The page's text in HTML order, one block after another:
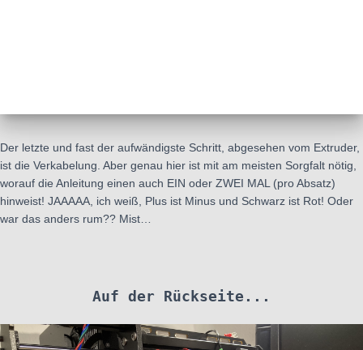
Der letzte und fast der aufwändigste Schritt, abgesehen vom Extruder,
ist die Verkabelung. Aber genau hier ist mit am meisten Sorgfalt nötig,
worauf die Anleitung einen auch EIN oder ZWEI MAL (pro Absatz)
hinweist! JAAAAA, ich weiß, Plus ist Minus und Schwarz ist Rot! Oder
war das anders rum?? Mist…
Auf der Rückseite...